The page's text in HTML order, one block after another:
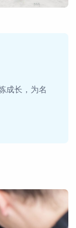
成长，为名